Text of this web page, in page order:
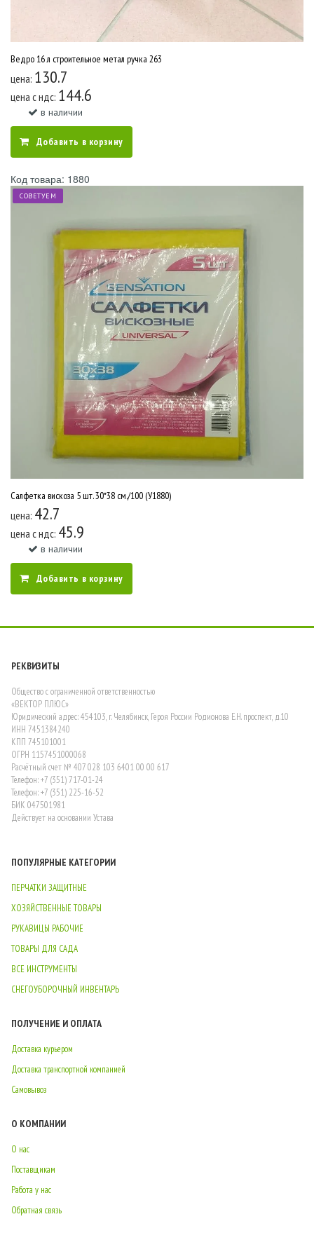
Ведро 16 л строительное метал ручка 263
цена: 130.7
цена c ндс: 144.6
в наличии
Добавить в корзину
Код товара: 1880
СОВЕТУЕМ
Салфетка вискоза 5 шт. 30*38 см./100 (У1880)
цена: 42.7
цена c ндс: 45.9
в наличии
Добавить в корзину
РЕКВИЗИТЫ
Общество с ограниченной ответственностью
«ВЕКТОР ПЛЮС»
Юридический адрес: 454103, г. Челябинск, Героя России Родионова Е.Н. проспект, д.10
ИНН 7451384240
КПП 745101001
ОГРН 1157451000068
Расчётный счет № 407 028 103 6401 00 00 617
Телефон: +7 (351) 717-01-24
Телефон: +7 (351) 225-16-52
БИК 047501981
Действует на основании Устава
ПОПУЛЯРНЫЕ КАТЕГОРИИ
ПЕРЧАТКИ ЗАЩИТНЫЕ
ХОЗЯЙСТВЕННЫЕ ТОВАРЫ
РУКАВИЦЫ РАБОЧИЕ
ТОВАРЫ ДЛЯ САДА
ВСЕ ИНСТРУМЕНТЫ
СНЕГОУБОРОЧНЫЙ ИНВЕНТАРЬ
ПОЛУЧЕНИЕ И ОПЛАТА
Доставка курьером
Доставка транспортной компанией
Самовывоз
О КОМПАНИИ
О нас
Поставщикам
Работа у нас
Обратная связь